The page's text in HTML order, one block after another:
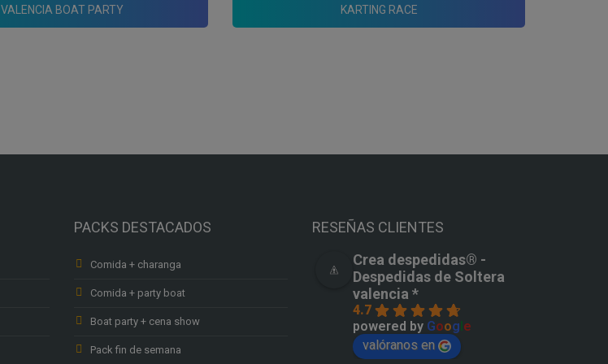
VALENCIA BOAT PARTY KARTING RACE
PACKS DESTACADOS
Comida + charanga
Comida + party boat
Boat party + cena show
Pack fin de semana
RESEÑAS CLIENTES
Crea despedidas®️ -
Despedidas de Soltera
valencia *
4.7
powered by Google
valóranos en